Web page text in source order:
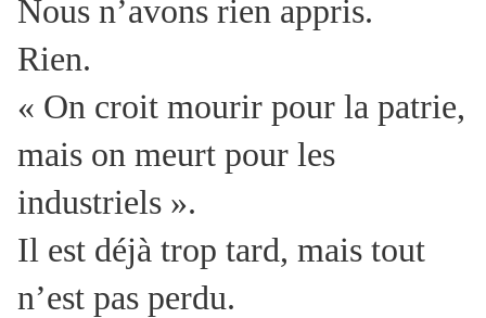
Nous n’avons rien appris.
Rien.
« On croit mourir pour la patrie,
mais on meurt pour les
industriels ».
Il est déjà trop tard, mais tout
n’est pas perdu.